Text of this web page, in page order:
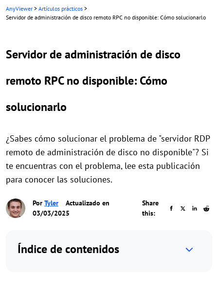
AnyViewer > Artículos prácticos >
Servidor de administración de disco remoto RPC no disponible: Cómo solucionarlo
Servidor de administración de disco
remoto RPC no disponible: Cómo
solucionarlo
¿Sabes cómo solucionar el problema de "servidor RDP
remoto de administración de disco no disponible"? Si
te encuentras con el problema, lee esta publicación
para conocer las soluciones.
Por Tyler
Actualizado en
03/03/2025
Share
this:
Índice de contenidos